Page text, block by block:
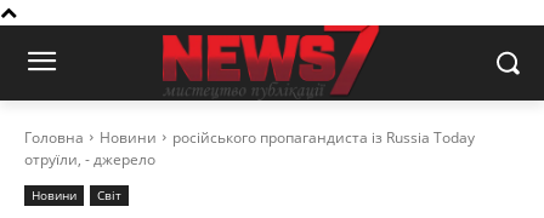
Головна Новини
російського пропагандиста із Russia Today
отруїли, - джерело
Новини Світ